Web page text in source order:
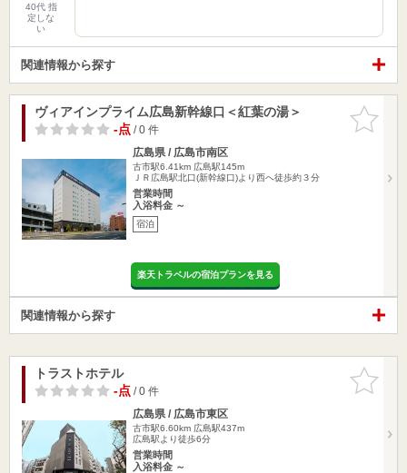
40代 指
定しな
い
関連情報から探す
お気に入
りに追加
ヴィアインプライム広島新幹線口＜紅葉の湯＞
-点/ 0 件
広島県 / 広島市南区
古市駅6.41km 広島駅145m
ＪＲ広島駅北口(新幹線口)より西へ徒歩約３分
営業時間
入浴料金 ～
宿泊
楽天トラベルの宿泊プランを見る
関連情報から探す
お気に入
りに追加
トラストホテル
-点/ 0 件
広島県 / 広島市東区
古市駅6.60km 広島駅437m
広島駅より徒歩6分
営業時間
入浴料金 ～